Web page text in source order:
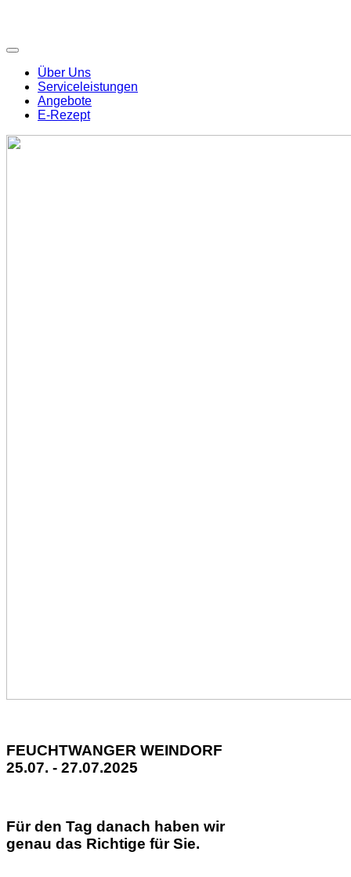
Über Uns
Serviceleistungen
Angebote
E-Rezept
FEUCHTWANGER WEINDORF
25.07. - 27.07.2025
Für den Tag danach haben wir
genau das Richtige für Sie.